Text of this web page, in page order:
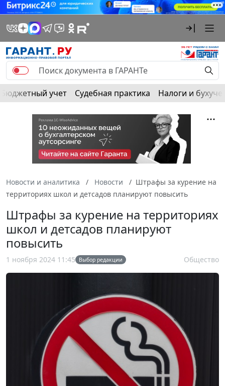
Бюджетный учет Судебная практика Налоги и
Новости и аналитика Новости
Штрафы за курение на
территориях школ и детсадов планируют повысить
Штрафы за курение на территориях
школ и детсадов планируют
повысить
1 ноября 2024 11:45 Выбор редакции Общество